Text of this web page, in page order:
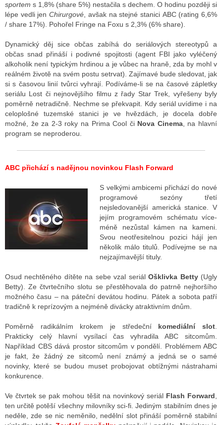
sportem s 1,8% (share 5%) nestačila s dechem. O hodinu později si
lépe vedli jen Chirurgové , avšak na stejné stanici ABC (rating 6,6%
/ share 17%). Pohořel Fringe na Foxu s 2,3% (6% share).
Dynamický děj sice občas zabíhá do seriálových stereotypů a
občas snad přináší i podivné spojitosti (agent FBI jako vyléčený
alkoholik není typickým hrdinou a je vůbec na hraně, zda by mohl v
reálném životě na svém postu setrvat). Zajímavé bude sledovat, jak
si s časovou linií tvůrci vyhrají. Podíváme-li se na časové zápletky
seriálu Lost či nejnovějšího filmu z řady Star Trek, vyřešeny byly
poměrně netradičně. Nechme se překvapit. Kdy seriál uvídime i na
celoplošné tuzemské stanici je ve hvězdách, je docela dobře
možné, že za 2-3 roky na Prima Cool či Nova Cinema, na hlavní
program se neproderou.
ABC přichází s nadějnou novinkou Flash Forward
S velkými ambicemi přichází do nové
programové sezóny třetí
nejsledovanější americká stanice. V
jejím programovém schématu více-
méně nezůstal kámen na kameni.
Svou neotřesitelnou pozici hájí jen
několik málo titulů. Podívejme se na
nejzajímavější tituly.
Osud nechtěného dítěte na sebe vzal seriálOšklivka Betty(Ugly
Betty). Ze čtvrtečního slotu se přestěhovala do patrně nejhoršího
možného času – na páteční devátou hodinu. Pátek a sobota patří
tradičně k reprízovým a nejméně divácky atraktivním dnům.
Poměrně radikálním krokem je středeční komediální slot
Prakticky celý hlavní vysílací čas vyhradila ABC sitcomům.
Například CBS dává prostor sitcomům v pondělí. Problémem ABC
je fakt, že žádný ze sitcomů není známý a jedná se o samé
novinky, které se budou muset probojovat obtížnými nástrahami
konkurence.
Ve čtvrtek se pak mohou těšit na novinkový seriál Flash Forward
ten určitě potěší všechny milovníky sci-fi. Jediným stabilním dnes je
neděle, zde se nic neměnilo, nedělní slot přináší poměrně stabilní